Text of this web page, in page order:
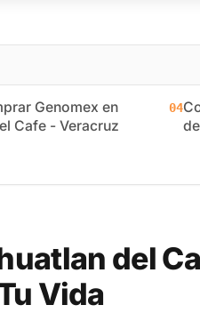
Genomex en
Cafe - Veracruz
04
del
Vida